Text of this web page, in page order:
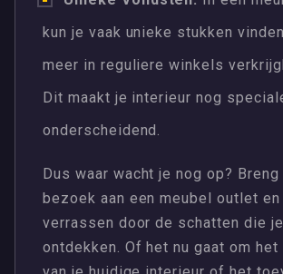
kun je vaak unieke stukken
meer in reguliere winkels
Dit maakt je interieur nog
onderscheidend.
Dus waar wacht je nog op? Breng
bezoek aan een meubel outlet en
verrassen door de schatten die
ontdekken. Of het nu gaat om het